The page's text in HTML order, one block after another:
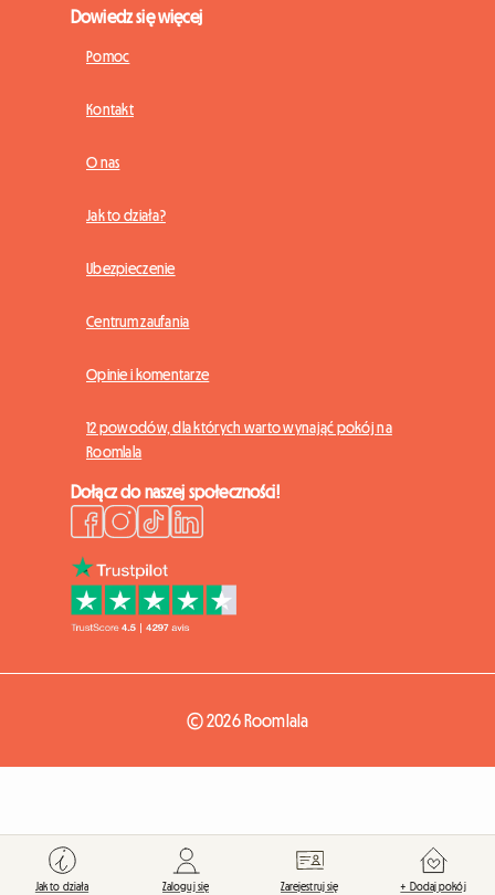
Dowiedz się więcej
Pomoc
Kontakt
O nas
Jak to działa?
Ubezpieczenie
Centrum zaufania
Opinie i komentarze
12 powodów, dla których warto wynająć pokój na
Roomlala
Dołącz do naszej społeczności!
© 2026 Roomlala
Jak to działa Zaloguj się Zarejestruj się + Dodaj pokój